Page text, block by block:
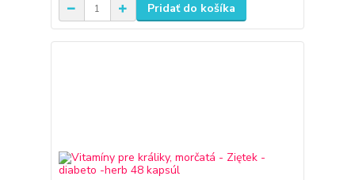
Pridať do košíka